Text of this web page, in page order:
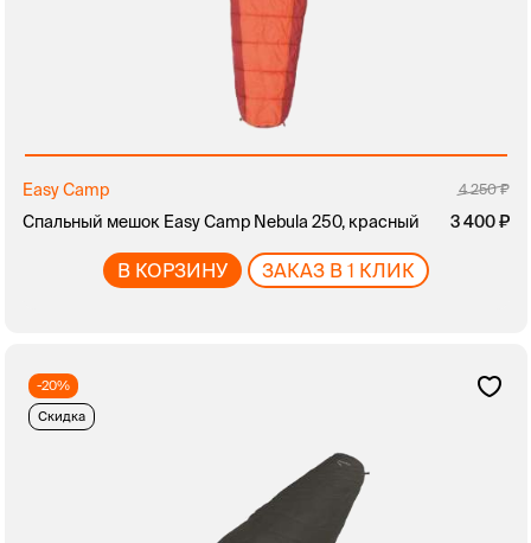
Easy Camp 4 250
Спальный мешок Easy Camp Nebula 250, красный 3 400
В КОРЗИНУ ЗАКАЗ В 1 КЛИК
-20%
Скидка